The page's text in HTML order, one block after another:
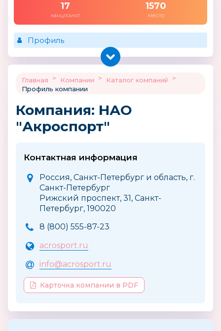
17
канцпоинт
1570
место
Профиль
Главная > Компании > Каталог компаний
>
Профиль компании
Компания: НАО
"Акроспорт"
Контактная информация
Россия, Санкт-Петербург и область, г.
Санкт-Петербург
Рижский проспект, 31, Санкт-
Петербург, 190020
8 (800) 555-87-23
acrosport.ru
info@acrosport.ru
Карточка компании в PDF